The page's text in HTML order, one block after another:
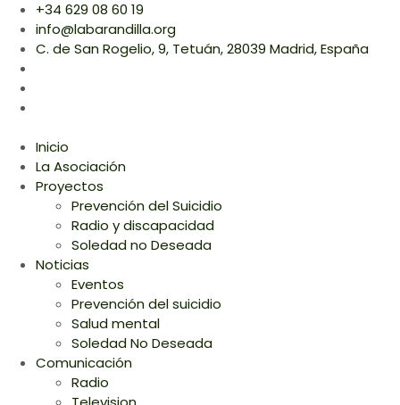
+34 629 08 60 19
info@labarandilla.org
C. de San Rogelio, 9, Tetuán, 28039 Madrid, España
Inicio
La Asociación
Proyectos
Prevención del Suicidio
Radio y discapacidad
Soledad no Deseada
Noticias
Eventos
Prevención del suicidio
Salud mental
Soledad No Deseada
Comunicación
Radio